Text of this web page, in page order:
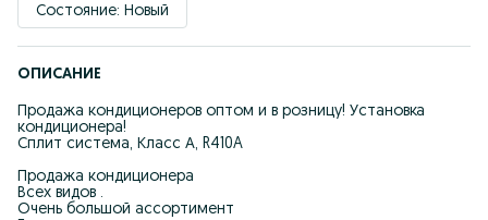
Состояние: Новый
ОПИСАНИЕ
Продажа кондиционеров оптом и в розницу! Установка
кондиционера!
Сплит система, Класс А, R410A
Продажа кондиционера
Всех видов .
Очень большой ассортимент